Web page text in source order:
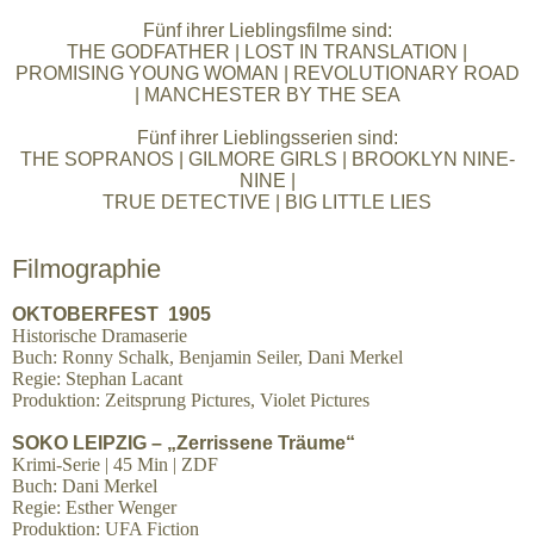
Fünf ihrer Lieblingsfilme sind:
THE GODFATHER | LOST IN TRANSLATION |
PROMISING YOUNG WOMAN | REVOLUTIONARY ROAD
| MANCHESTER BY THE SEA
Fünf ihrer Lieblingsserien sind:
THE SOPRANOS | GILMORE GIRLS | BROOKLYN NINE-
NINE |
TRUE DETECTIVE | BIG LITTLE LIES
Filmographie
OKTOBERFEST 1905
Historische Dramaserie
Buch: Ronny Schalk, Benjamin Seiler, Dani Merkel
Regie: Stephan Lacant
Produktion: Zeitsprung Pictures, Violet Pictures
SOKO LEIPZIG – „Zerrissene Träume“
Krimi-Serie | 45 Min | ZDF
Buch: Dani Merkel
Regie: Esther Wenger
Produktion: UFA Fiction